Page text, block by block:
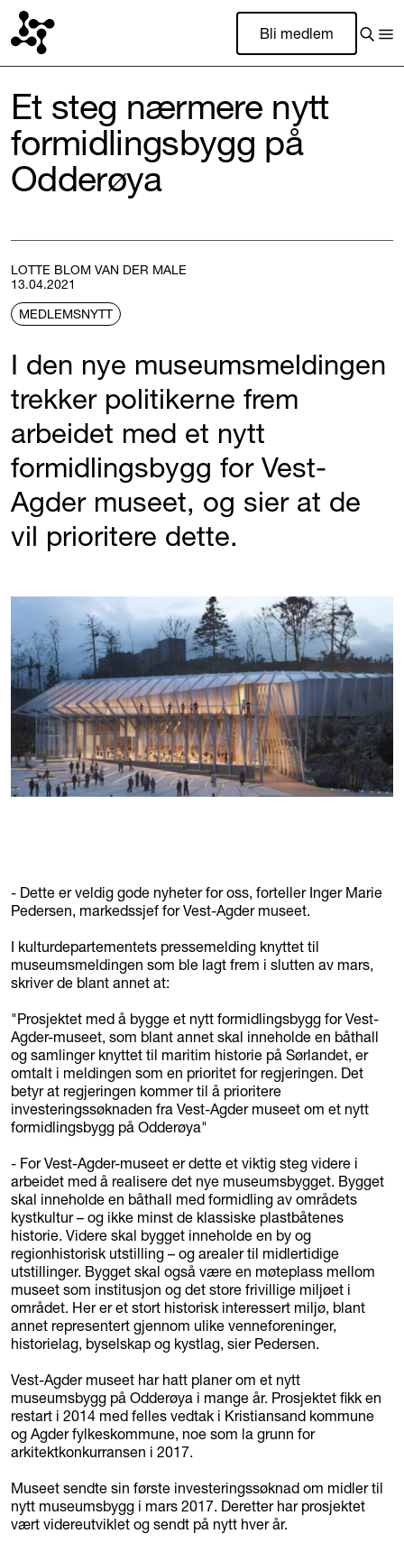
Bli medlem
Et steg nærmere nytt
formidlingsbygg på
Odderøya
LOTTE BLOM VAN DER MALE
13.04.2021
MEDLEMSNYTT
I den nye museumsmeldingen
trekker politikerne frem
arbeidet med et nytt
formidlingsbygg for Vest-
Agder museet, og sier at de
vil prioritere dette.
- Dette er veldig gode nyheter for oss, forteller Inger Marie
Pedersen, markedssjef for Vest-Agder museet.
I kulturdepartementets pressemelding knyttet til
museumsmeldingen som ble lagt frem i slutten av mars,
skriver de blant annet at:
"Prosjektet med å bygge et nytt formidlingsbygg for Vest-
Agder-museet, som blant annet skal inneholde en båthall
og samlinger knyttet til maritim historie på Sørlandet, er
omtalt i meldingen som en prioritet for regjeringen. Det
betyr at regjeringen kommer til å prioritere
investeringssøknaden fra Vest-Agder museet om et nytt
formidlingsbygg på Odderøya"
- For Vest-Agder-museet er dette et viktig steg videre i
arbeidet med å realisere det nye museumsbygget. Bygget
skal inneholde en båthall med formidling av områdets
kystkultur – og ikke minst de klassiske plastbåtenes
historie. Videre skal bygget inneholde en by og
regionhistorisk utstilling – og arealer til midlertidige
utstillinger. Bygget skal også være en møteplass mellom
museet som institusjon og det store frivillige miljøet i
området. Her er et stort historisk interessert miljø, blant
annet representert gjennom ulike venneforeninger,
historielag, byselskap og kystlag, sier Pedersen.
Vest-Agder museet har hatt planer om et nytt
museumsbygg på Odderøya i mange år. Prosjektet fikk en
restart i 2014 med felles vedtak i Kristiansand kommune
og Agder fylkeskommune, noe som la grunn for
arkitektkonkurransen i 2017.
Museet sendte sin første investeringssøknad om midler til
nytt museumsbygg i mars 2017. Deretter har prosjektet
vært videreutviklet og sendt på nytt hver år.